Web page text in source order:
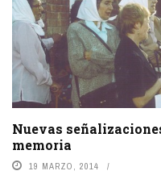
Nuevas
memoria
19 MARZO, 2014